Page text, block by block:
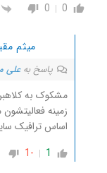
0
0
میثم
پاسخ بهعلی
مشکوک به
زمینه
اساس ترافیک
1
-1